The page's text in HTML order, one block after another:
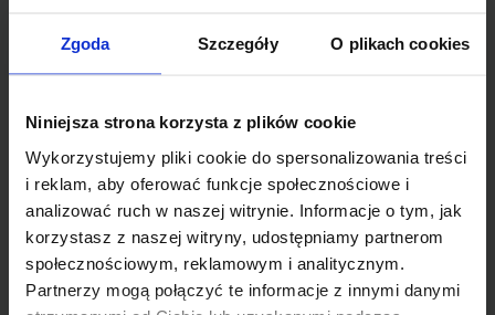
Zgoda Szczegóły O plikach cookies
Niniejsza strona korzysta z plików cookie
Wykorzystujemy pliki cookie do spersonalizowania treści
i reklam, aby oferować funkcje społecznościowe i
analizować ruch w naszej witrynie. Informacje o tym, jak
korzystasz z naszej witryny, udostępniamy partnerom
społecznościowym, reklamowym i analitycznym.
Partnerzy mogą połączyć te informacje z innymi danymi
lepsze mogą byćzajęcia w stałych
godzinach lub kursy z planem nauki
Warto też określić, czy potrzebujesz certyfikatu,
może być pomocny w niektórych branżach lub
przy rekrutacjach międzynarodowych, ale w wielu
przypadkach wystarczy, że na rozmowie lub w
teście pokażesz, że potrafisz swobodnie
pracować w danym języku.
Wartościowy kurs nie obiecuje szybkich efektów